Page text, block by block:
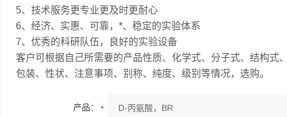
5、技术服务更专业更及时更耐心
6、经济、实惠、可靠，*、稳定的实验体系
7、优秀的科研队伍，良好的实验设备
客户可根据自己所需要的产品性质、化学式、分子式、结构
包装、性状、注意事项、别称、纯度、级别等情况，选购。
产品：